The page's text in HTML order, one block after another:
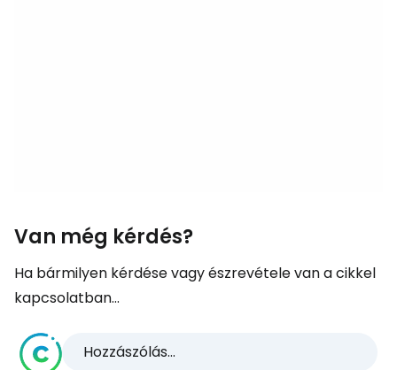
Van még kérdés?
Ha bármilyen kérdése vagy észrevétele van a cikkel
kapcsolatban...
Hozzászólás...